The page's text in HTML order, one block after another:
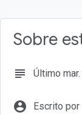
Sobre
subject Último
account_circle Escrito por